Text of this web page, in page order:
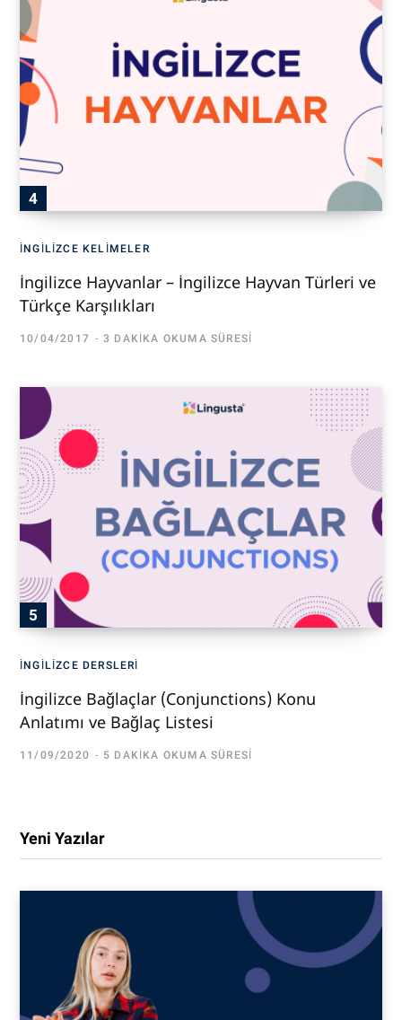
İNGILIZCE KELIMELER
İngilizce Hayvanlar – İngilizce Hayvan Türleri ve
Türkçe Karşılıkları
10/04/2017 3 DAKIKA OKUMA SÜRESI
İNGILIZCE DERSLERI
İngilizce Bağlaçlar (Conjunctions) Konu
Anlatımı ve Bağlaç Listesi
11/09/2020 5 DAKIKA OKUMA SÜRESI
Yeni Yazılar